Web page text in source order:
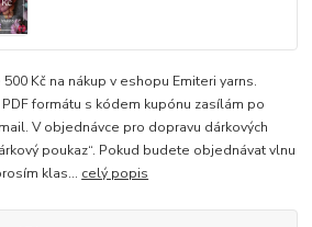
Kč na nákup v eshopu Emiteri yarns.
formátu s kódem kupónu zasílám po
V objednávce pro dopravu dárkových
poukaz“. Pokud budete objednávat vlnu
klas... celý popis